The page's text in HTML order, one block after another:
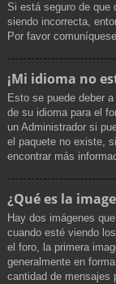
Si está seguro de que
siendo incorrecta,
Por favor
¡Mi idioma no
Esto se puede deber
de su idioma para el
un Administrador si
el paquete no existe,
encontrar más
¿Qué es la
Hay dos imágenes
cuando esté viendo
el foro, la primera
generalmente en
cantidad de mensajes